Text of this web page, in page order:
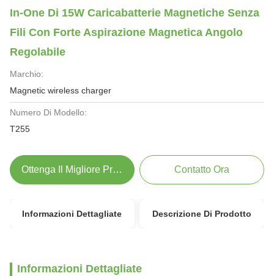
In-One Di 15W Caricabatterie Magnetiche Senza
Fili Con Forte Aspirazione Magnetica Angolo
Regolabile
Marchio:
Magnetic wireless charger
Numero Di Modello:
T255
Ottenga Il Migliore Prezzo Contatto Ora
Informazioni Dettagliate Descrizione Di Prodotto
Informazioni Dettagliate